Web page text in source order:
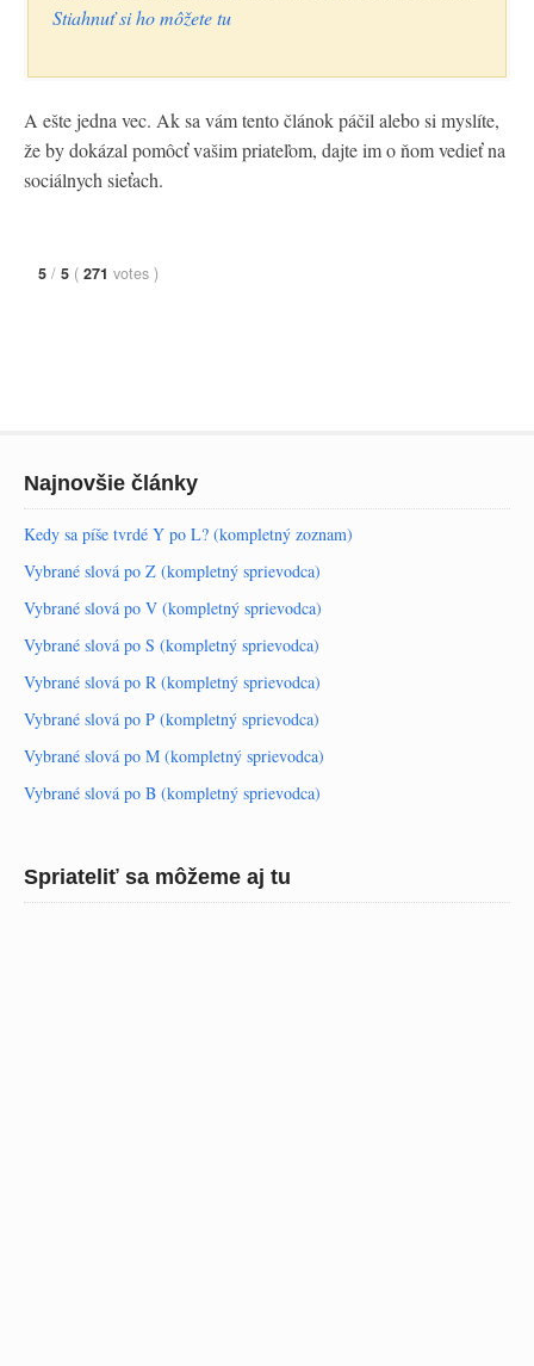
Stiahnuť si ho môžete tu
A ešte jedna vec. Ak sa vám tento článok páčil alebo si myslíte,
že by dokázal pomôcť vašim priateľom, dajte im o ňom vedieť na
sociálnych sieťach.
5 / 5 ( 271 votes )
Najnovšie články
Kedy sa píše tvrdé Y po L? (kompletný zoznam)
Vybrané slová po Z (kompletný sprievodca)
Vybrané slová po V (kompletný sprievodca)
Vybrané slová po S (kompletný sprievodca)
Vybrané slová po R (kompletný sprievodca)
Vybrané slová po P (kompletný sprievodca)
Vybrané slová po M (kompletný sprievodca)
Vybrané slová po B (kompletný sprievodca)
Spriateliť sa môžeme aj tu